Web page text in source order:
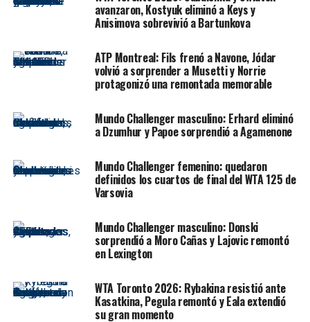
que supo llegar a la final de Wimbledon.
En apenas 68 minutos de juego, el ex número 13 del
mundo mostró un tenis agresivo, efectivo y muy sólido
con el servicio para conseguir su primera victoria sobre
Un regreso esperado por el
circuito ATP
El triunfo tiene un significado especial para
temporada 2026 y el primero desde Brisbane, donde
había jugado en enero. Después de múltiples lesiones y
largos períodos de inactividad, el australiano volvió a
una superficie que históricamente se adapta a la
perfección a sus condiciones.
avanzaron, Kostyuk eliminó a Keys y
Anisimova sobrevivió a Bartunkova
ATP Montreal: Fils frenó a Navone, Jódar
volvió a sorprender a Musetti y Norrie
protagonizó una remontada memorable
Mundo Challenger masculino: Erhard eliminó
a Dzumhur y Papoe sorprendió a Agamenone
Mundo Challenger femenino: quedaron
definidos los cuartos de final del WTA 125 de
Varsovia
Mundo Challenger masculino: Donski
sorprendió a Moro Cañas y Lajovic remontó
en Lexington
WTA Toronto 2026: Rybakina resistió ante
Kasatkina, Pegula remontó y Eala extendió
su gran momento